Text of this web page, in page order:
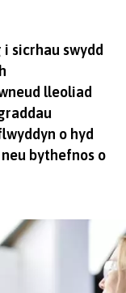
sicrhau swydd
lleoliad
o hyd
bythefnos o